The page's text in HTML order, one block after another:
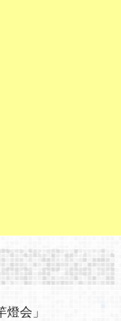
会」